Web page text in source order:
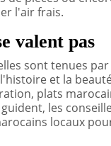
l'air frais.
valent pas
sont tenues
et la
plats
les
locaux